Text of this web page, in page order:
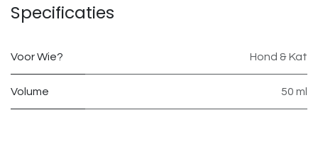
Specificaties
Voor Wie? Hond & Kat
Volume 50 ml